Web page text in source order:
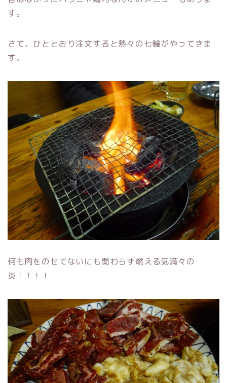
す。
さて、ひととおり注文すると熱々の七輪がやってきま
す。
何も肉をのせてないにも関わらず燃える気満々の
炎！！！！